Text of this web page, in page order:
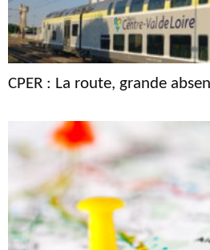
CPER : La route, grande